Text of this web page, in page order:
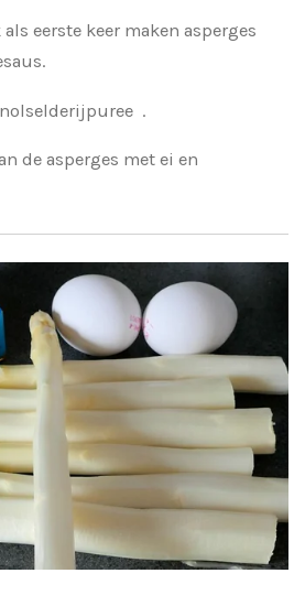
eerste keer maken asperges
.
de asperges met ei en